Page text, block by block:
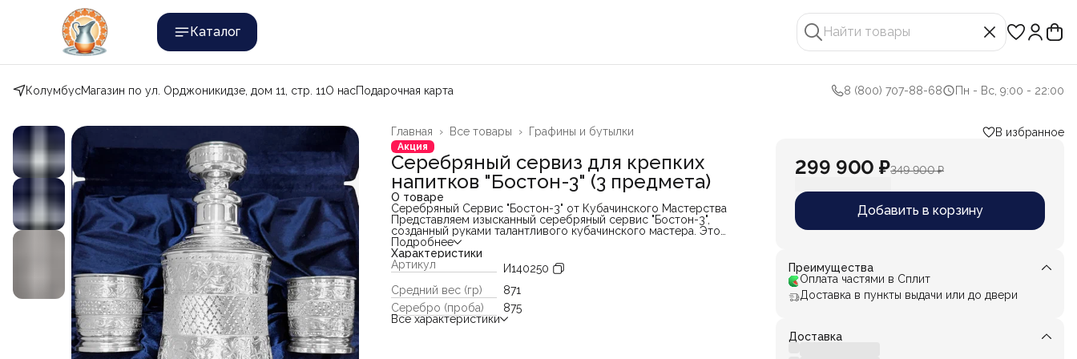
Каталог
КолумбусМагазин по ул. Орджоникидзе, дом 11, стр. 11О насПодарочная карта 8 (800) 707-88-68 Пн - Вс, 9:00 - 22:00
Графины и бутылки
Все товары ›
Главная ›
Акция
Серебряный сервиз для крепких
напитков "Бостон-3" (3 предмета)
О товаре
Серебряный Сервис "Бостон-3" от Кубачинского Мастерства
Представляем изысканный серебряный сервис "Бостон-3",
созданный руками талантливого кубачинского мастера. Это
уникальное произведение искусства включает в себя графин и
два стакана, каждое из которых выполнено полностью вручную,
начиная с расплавки металла и заканчивая финальными
штрихами.
Основные характеристики:
- Материал: Серебро 875 пробы
- Вес: Общий вес 871 г
- Графин:
Подробнее
Характеристики
Артикул
И140250
Средний вес (гр)
871
Серебро (проба)
875
Все характеристики
В избранное
299 900 ₽349 900 ₽
Добавить в корзину
Преимущества
Оплата частями в Сплит
Доставка в пункты выдачи или до двери
Доставка